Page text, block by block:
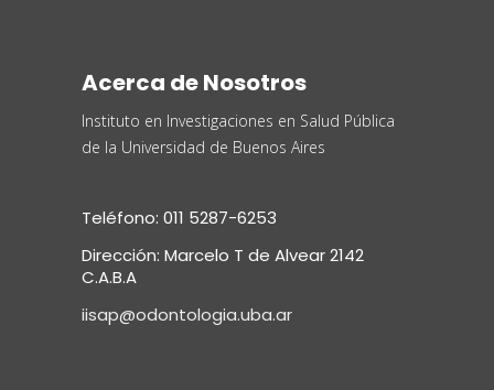
Acerca de Nosotros
Instituto en Investigaciones en Salud Pública
de la Universidad de Buenos Aires
Teléfono: 011 5287-6253
Dirección: Marcelo T de Alvear 2142
C.A.B.A
iisap@odontologia.uba.ar